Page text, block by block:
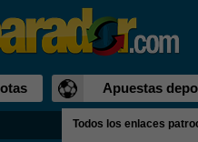
Apuestas
Todos los enlaces